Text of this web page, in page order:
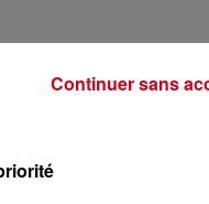
Continuer sans